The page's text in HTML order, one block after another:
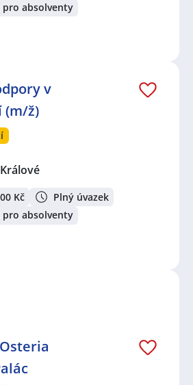
pro absolventy
v
(m/ž)
Kč
Plný úvazek
pro absolventy